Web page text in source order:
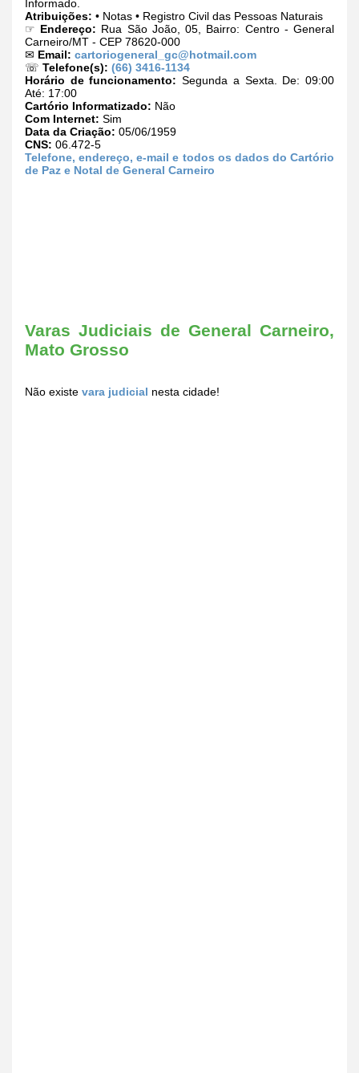
Informado.
Atribuições: • Notas • Registro Civil das Pessoas Naturais
☞ Endereço: Rua São João, 05, Bairro: Centro - General
Carneiro/MT - CEP 78620-000
✉ Email: cartoriogeneral_gc@hotmail.com
☏ Telefone(s): (66) 3416-1134
Horário de funcionamento: Segunda a Sexta. De: 09:00
Até: 17:00
Cartório Informatizado: Não
Com Internet: Sim
Data da Criação: 05/06/1959
CNS: 06.472-5
Telefone, endereço, e-mail e todos os dados do Cartório
de Paz e Notal de General Carneiro
Varas Judiciais de General Carneiro,
Mato Grosso
Não existe vara judicial nesta cidade!